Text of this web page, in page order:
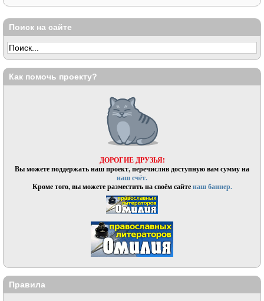
Поиск на сайте
Как помочь проекту?
ДОРОГИЕ ДРУЗЬЯ!
Вы можете поддержать наш проект, перечислив доступную вам сумму на
наш счёт.
Кроме того, вы можете разместить на своём сайтенаш баннер.
Правила